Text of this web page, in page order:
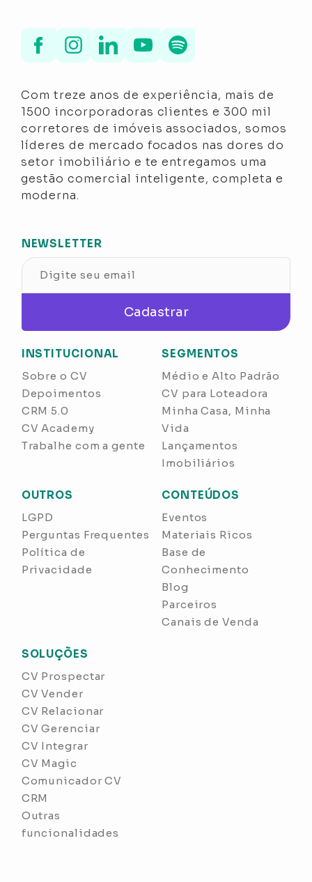
Com treze anos de experiência, mais de
1500 incorporadoras clientes e 300 mil
corretores de imóveis associados, somos
líderes de mercado focados nas dores do
setor imobiliário e te entregamos uma
gestão comercial inteligente, completa e
moderna.
INSTITUCIONAL
Sobre o CV
Depoimentos
CRM 5.0
CV Academy
Trabalhe com a gente
SEGMENTOS
Médio e Alto Padrão
CV para Loteadora
Minha Casa, Minha
Vida
Lançamentos
Imobiliários
OUTROS
LGPD
Perguntas Frequentes
Política de
Privacidade
CONTEÚDOS
Eventos
Materiais Ricos
Base de
Conhecimento
Blog
Parceiros
Canais de Venda
SOLUÇÕES
CV Prospectar
CV Vender
CV Relacionar
CV Gerenciar
CV Integrar
CV Magic
Comunicador CV
CRM
Outras
funcionalidades
NEWSLETTER
Cadastrar